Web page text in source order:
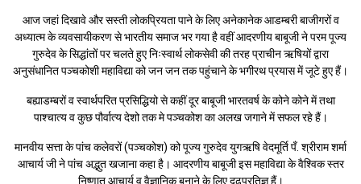
आज जहां दिखावे और सस्ती लोकप्रियता पाने के लिए अनेकानेक आडम्बरी बाजीगरों व
अध्यात्म के व्यवसायीकरण से भारतीय समाज भर गया है वहीं आदरणीय बाबूजी ने परम पूज्य
गुरुदेव के सिद्धांतों पर चलते हुए निःस्वार्थ लोकसेवी की तरह प्राचीन ऋषियों द्वारा
अनुसंधानित पञ्चकोशी महाविद्या को जन जन तक पहुंचाने के भगीरथ प्रयास में जूटे हुए हैं।
बह्याडम्बरों व स्वार्थपरित प्रसिद्धियो से कहीं दूर बाबूजी भारतवर्ष के कोने कोने में तथा
पाश्चात्य व कुछ पौर्वात्य देशो तक मे पञ्चकोश का अलख जगाने में सफल रहे हैं।
मानवीय सत्ता के पांच कलेवरों (पञ्चकोश) को पूज्य गुरुदेव युगऋषि वेदमूर्ति पँ. श्रीराम शर्मा
आचार्य जी ने पांच अद्भुत खजाना कहा है। आदरणीय बाबूजी इस महाविद्या के वैश्विक स्तर
निष्णात आचार्य व वैज्ञानिक बनाने के लिए दृढ़प्रतिज्ञ हैं।